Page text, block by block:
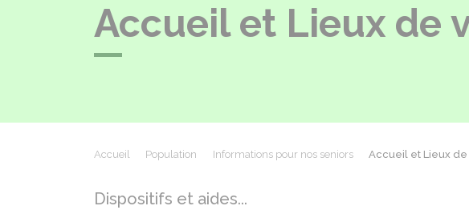
Accueil et Lieux de
Accueil Population Informations pour nos seniors Accueil et Lieux de
Dispositifs et aides...